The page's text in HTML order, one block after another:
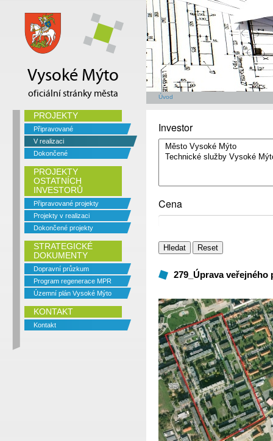
Vysoké Mýto
oficiální stránky města Úvod
PROJEKTY
Připravované
V realizaci
Dokončené
PROJEKTY
OSTATNÍCH
INVESTORŮ
Připravované projekty
Projekty v realizaci
Dokončené projekty
STRATEGICKÉ
DOKUMENTY
Dopravní průzkum
Program regenerace MPR
Územní plán Vysoké Mýto
KONTAKT
Kontakt
Investor
Cena
279_Úprava